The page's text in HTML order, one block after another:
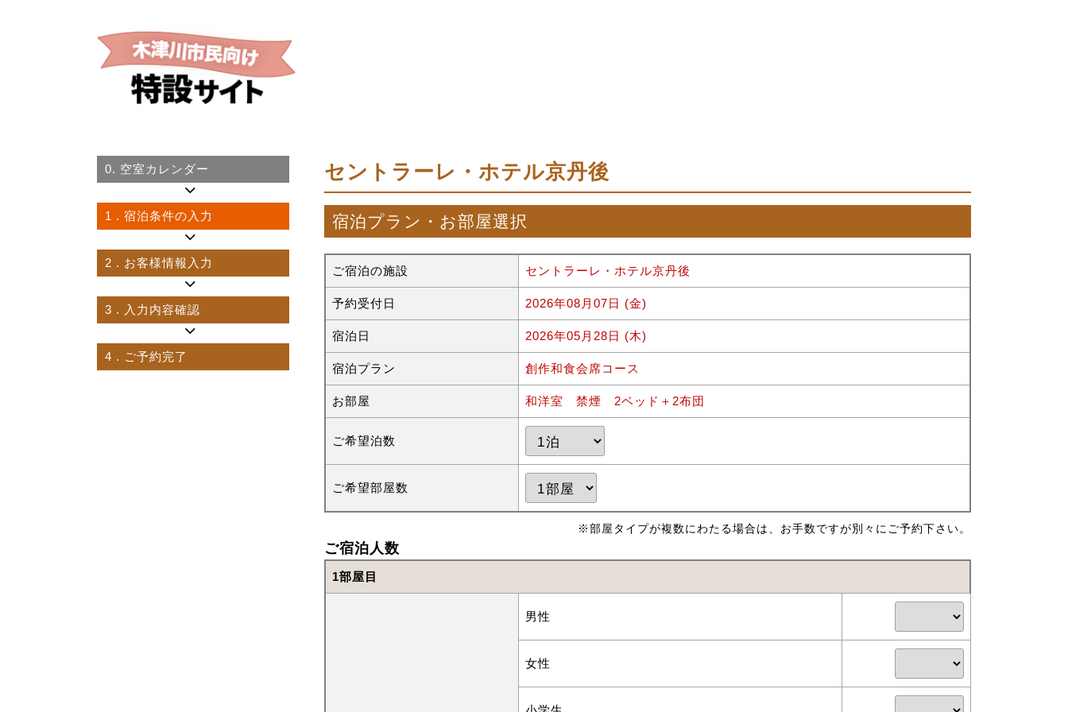
0. 空室カレンダー
1 . 宿泊条件の入力
2 . お客様情報入力
3 . 入力内容確認
4 . ご予約完了
セントラーレ・ホテル京丹後
宿泊プラン・お部屋選択
ご宿泊の施設 セントラーレ・ホテル京丹後
予約受付日 2026年08月07日 (金)
宿泊日 2026年05月28日 (木)
宿泊プラン 創作和食会席コース
お部屋 和洋室 禁煙 2ベッド＋2布団
ご希望泊数
ご希望部屋数
※部屋タイプが複数にわたる場合は、お手数ですが別々にご予約下さい。
ご宿泊人数
1部屋目
男性
女性